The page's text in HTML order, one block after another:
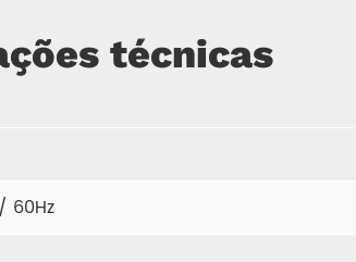
técnicas
60Hz